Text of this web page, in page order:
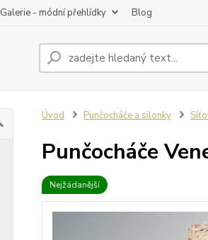
Galerie - módní přehlídky Blog
Úvod Punčocháče a silonky
Punčocháče
Nejžádanější